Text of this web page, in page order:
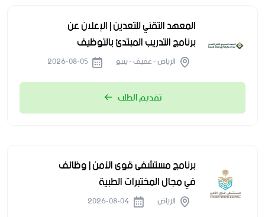
المعهد التقني للتعدين | الإعلان عن
برنامج التدريب المبتدئ بالتوظيف
الرياض - عفيف - ينبع
تقديم الطلب
برنامج مستشفى قوى الأمن | وظائف
في مجال المختبرات الطبية
الرياض